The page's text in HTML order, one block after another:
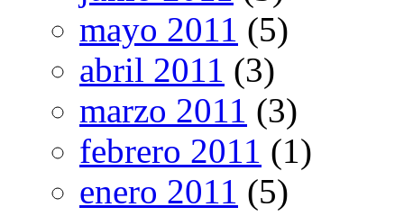
mayo 2011 (5)
abril 2011 (3)
marzo 2011 (3)
febrero 2011 (1)
enero 2011 (5)